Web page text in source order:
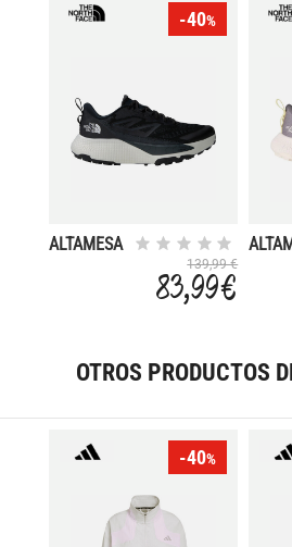
-40%
ALTAMESA
139,99 €
83,99 €
OTROS PRODUCTOS
-40%